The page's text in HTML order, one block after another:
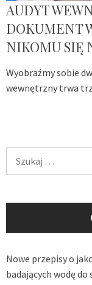
AUDYT
DOKUMENT
NIKOMU SIĘ
Wyobraźmy sobie
wewnętrzny trwa
Nowe przepisy o
badających wodę